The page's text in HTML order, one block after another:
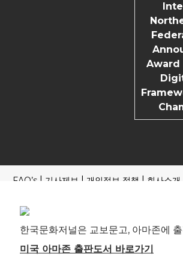
Award
FAQ’s 기사제보 개인정보 정책 회사소개
제호: 한국문화저널 등록번호: 부산, 아
로 61 4F 전관 편집인(청소년보호책임자):
241-1323 ※본지는 신문윤리강령 및 실천
한국문화저널은 교보문고, 아마존에
미국 아마존 출판도서 바로가기